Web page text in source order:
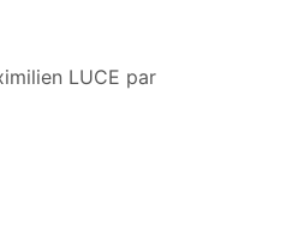
LUCE par